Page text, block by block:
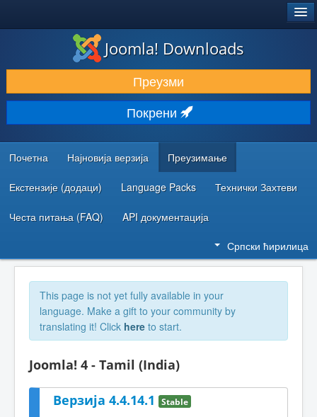
ПРЕУЗИМАЊЕ И ПРОШИРЕЊА (ЕКСТЕНЗИЈЕ)
ОТКРИЈТЕ И НАУЧИТЕ
ЗАЈЕДНИЦА И ПОДРШКА
РЕСУРСИ ЗА РАЗВОЈ
Joomla! Downloads
Преузми
Покрени
Почетна Најновија верзија Преузимање
Екстензије (додаци) Language Packs Технички Захтеви
Честа питања (FAQ) API документација
Српски ћирилица
This page is not yet fully available in your
language. Make a gift to your community by
translating it! Click here to start.
Joomla! 4 - Tamil (India)
Верзија 4.4.14.1 Stable